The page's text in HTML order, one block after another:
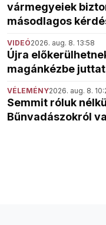
vármegyeiek
másodlagos
VIDEÓ2026. aug. 8. 13:58
Újra
magánkézbe
VÉLEMÉNY2026. aug. 8.
Semmit róluk
Bűnvadászokról